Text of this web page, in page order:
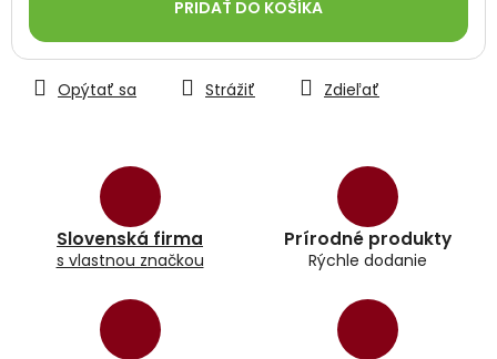
PRIDAŤ DO KOŠÍKA
Slovenská firma
s vlastnou značkou
Prírodné produkty
Rýchle dodanie
Opýtať sa Strážiť Zdieľať